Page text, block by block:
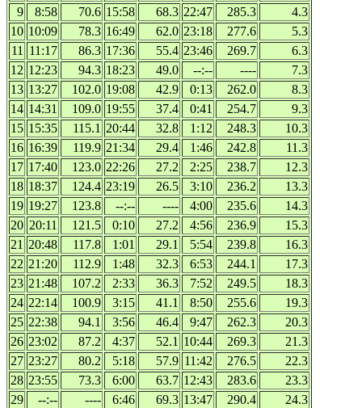
9
8:58 70.6 15:58 68.3 22:47 285.3
4.3
10 10:09 78.3 16:49 62.0 23:18 277.6
5.3
11
11:17 86.3 17:36 55.4 23:46 269.7
6.3
12 12:23 94.3 18:23 49.0 --:-- ----
7.3
13 13:27 102.0 19:08 42.9 0:13 262.0
8.3
14 14:31 109.0 19:55 37.4 0:41 254.7
9.3
15 15:35 115.1 20:44 32.8 1:12 248.3
10.3
16 16:39 119.9 21:34 29.4 1:46 242.8
11.3
17 17:40 123.0 22:26 27.2 2:25 238.7
12.3
18 18:37 124.4 23:19 26.5 3:10 236.2
13.3
19 19:27 123.8 --:-- ---- 4:00 235.6
14.3
20 20:11 121.5 0:10 27.2 4:56 236.9
15.3
21 20:48 117.8 1:01 29.1 5:54 239.8
16.3
22 21:20 112.9 1:48 32.3 6:53 244.1
17.3
23 21:48 107.2 2:33 36.3 7:52 249.5
18.3
24 22:14 100.9 3:15 41.1 8:50 255.6
19.3
25 22:38 94.1 3:56 46.4 9:47 262.3
20.3
26 23:02 87.2 4:37 52.1 10:44 269.3
21.3
27 23:27 80.2 5:18 57.9 11:42 276.5
22.3
28 23:55 73.3 6:00 63.7 12:43 283.6
23.3
29
--:-- ---- 6:46 69.3 13:47 290.4
24.3